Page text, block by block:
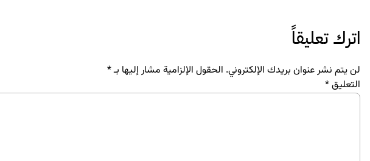
اترك تعليقاً
لن يتم نشر عنوان بريدك الإلكتروني. الحقول الإلزامية مشار إليها بـ*
التعليق*